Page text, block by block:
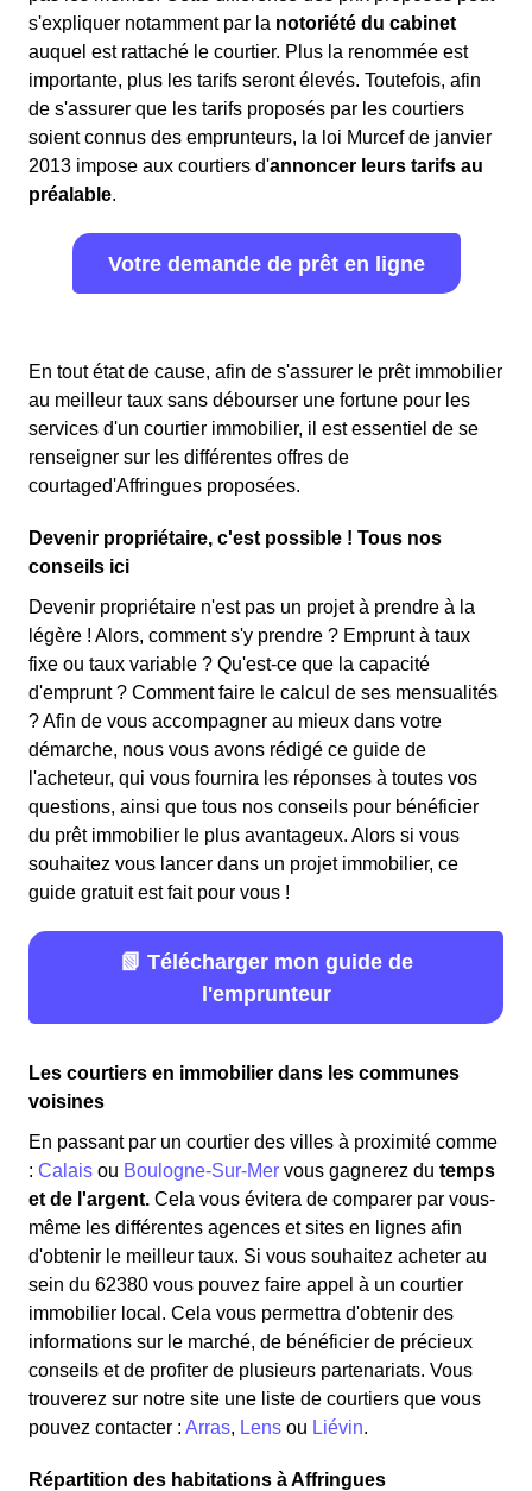
s'expliquer notamment par la notoriété du cabinet
auquel est rattaché le courtier. Plus la renommée est
importante, plus les tarifs seront élevés. Toutefois, afin
de s'assurer que les tarifs proposés par les courtiers
soient connus des emprunteurs, la loi Murcef de janvier
2013 impose aux courtiers d'annoncer leurs tarifs au
préalable.
Votre demande de prêt en ligne
En tout état de cause, afin de s'assurer le prêt immobilier
au meilleur taux sans débourser une fortune pour les
services d'un courtier immobilier, il est essentiel de se
renseigner sur les différentes offres de
courtaged'Affringues proposées.
Devenir propriétaire, c'est possible ! Tous nos
conseils ici
Devenir propriétaire n'est pas un projet à prendre à la
légère ! Alors, comment s'y prendre ? Emprunt à taux
fixe ou taux variable ? Qu'est-ce que la capacité
d'emprunt ? Comment faire le calcul de ses mensualités
? Afin de vous accompagner au mieux dans votre
démarche, nous vous avons rédigé ce guide de
l'acheteur, qui vous fournira les réponses à toutes vos
questions, ainsi que tous nos conseils pour bénéficier
du prêt immobilier le plus avantageux. Alors si vous
souhaitez vous lancer dans un projet immobilier, ce
guide gratuit est fait pour vous !
📗 Télécharger mon guide de
l'emprunteur
Les courtiers en immobilier dans les communes
voisines
En passant par un courtier des villes à proximité comme
: Calais ou Boulogne-Sur-Mer vous gagnerez du temps
et de l'argent. Cela vous évitera de comparer par vous-
même les différentes agences et sites en lignes afin
d'obtenir le meilleur taux. Si vous souhaitez acheter au
sein du 62380 vous pouvez faire appel à un courtier
immobilier local. Cela vous permettra d'obtenir des
informations sur le marché, de bénéficier de précieux
conseils et de profiter de plusieurs partenariats. Vous
trouverez sur notre site une liste de courtiers que vous
pouvez contacter : Arras, Lens ou Liévin.
Répartition des habitations à Affringues